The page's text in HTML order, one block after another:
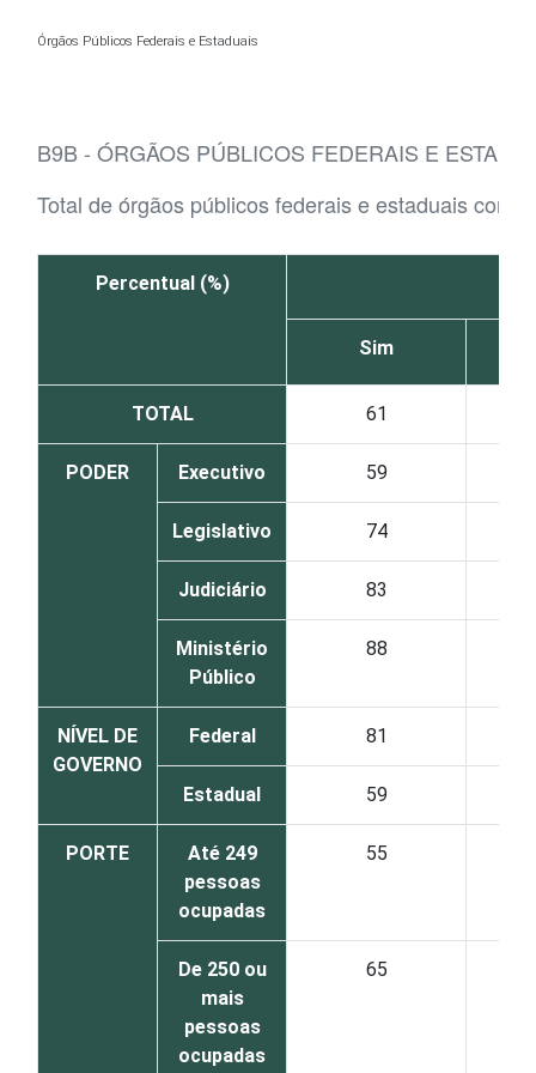
Órgãos Públicos Federais e Estaduais
B9B - ÓRGÃOS PÚBLICOS FEDERAIS E
Total de órgãos públicos federais e estaduais com
Percentual (%)
Sim
TOTAL 61
PODER Executivo 59
Legislativo 74
Judiciário 83
Ministério
Público
88
NÍVEL DE
GOVERNO
Federal 81
Estadual 59
PORTE
Até 249
pessoas
ocupadas
55
De 250 ou
mais
pessoas
ocupadas
65